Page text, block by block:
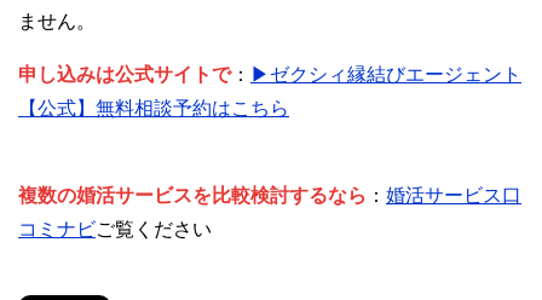
ません。
申し込みは公式サイトで： ▶ゼクシィ縁結びエージェント
【公式】無料相談予約はこちら
複数の婚活サービスを比較検討するなら ： 婚活サービス口
コミナビご覧ください